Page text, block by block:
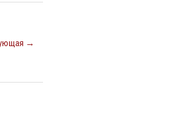
→